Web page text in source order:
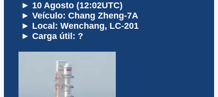
► 10 Agosto (12:02UTC)
► Veículo: Chang Zheng-7A
► Local: Wenchang, LC-201
► Carga útil: ?